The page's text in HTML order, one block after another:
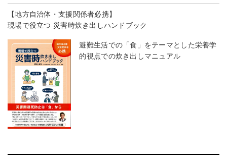
【地方自治体・支援関係者必携】
現場で役立つ 災害時炊き出しハンドブック
避難生活での「食」をテーマとした栄養学
的視点での炊き出しマニュアル